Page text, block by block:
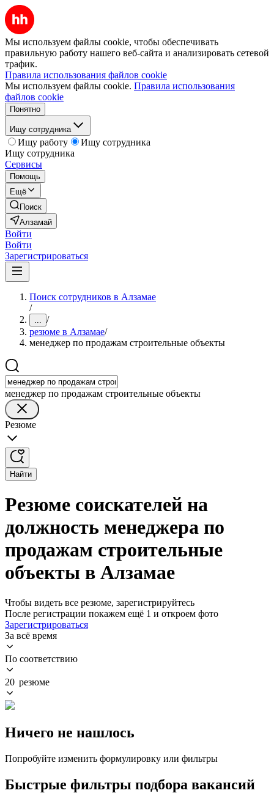
Мы используем файлы cookie, чтобы обеспечивать
правильную работу нашего веб-сайта и анализировать сетевой
трафик.
Правила использования файлов cookie
Мы используем файлы cookie. Правила использования
файлов cookie
Понятно
Ищу сотрудника
Ищу работу
Ищу сотрудника
Ищу сотрудника
Сервисы
Помощь
Ещё
Поиск
Алзамай
Войти
Войти
Зарегистрироваться
Поиск сотрудников в Алзамае
/
... /
резюме в Алзамае/
менеджер по продажам строительные объекты
менеджер по продажам строительные объекты
Резюме
Найти
Резюме соискателей на
должность менеджера по
продажам строительные
объекты в Алзамае
Чтобы видеть все резюме, зарегистрируйтесь
После регистрации покажем ещё 1 и откроем фото
Зарегистрироваться
За всё время
По соответствию
20 резюме
Ничего не нашлось
Попробуйте изменить формулировку или фильтры
Быстрые фильтры подбора вакансий